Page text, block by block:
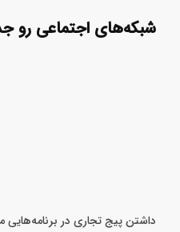
شبکه‌های اجتماعی رو